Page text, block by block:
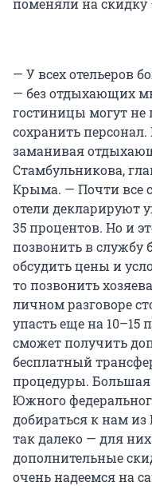
поменяли на
— У всех отельеров
— без отдыхающих
гостиницы могут не
сохранить
заманивая
Стамбульникова,
Крыма. — Почти все
отели декларируют
35 процентов. Но и
позвонить в службу
обсудить цены и
то позвонить
личном разговоре
упасть еще на 10–15
сможет получить
бесплатный
процедуры.
Южного
добираться к нам из
так далеко — для
дополнительные
очень надеемся на